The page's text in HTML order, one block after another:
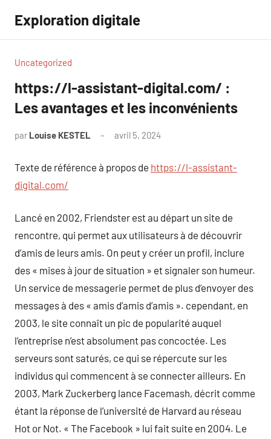
contenu
Exploration digitale
Uncategorized
https://l-assistant-digital.com/ :
Les avantages et les inconvénients
par Louise KESTEL avril 5, 2024
Texte de référence à propos de https://l-assistant-
digital.com/
Lancé en 2002, Friendster est au départ un site de
rencontre, qui permet aux utilisateurs à de découvrir
d’amis de leurs amis. On peut y créer un profil, inclure
des « mises à jour de situation » et signaler son humeur.
Un service de messagerie permet de plus d’envoyer des
messages à des « amis d’amis d’amis ». cependant, en
2003, le site connaît un pic de popularité auquel
l’entreprise n’est absolument pas concoctée. Les
serveurs sont saturés, ce qui se répercute sur les
individus qui commencent à se connecter ailleurs. En
2003, Mark Zuckerberg lance Facemash, décrit comme
étant la réponse de l’université de Harvard au réseau
Hot or Not. « The Facebook » lui fait suite en 2004. Le